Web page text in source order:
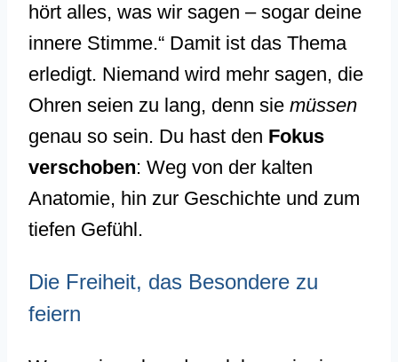
hört alles, was wir sagen – sogar deine
innere Stimme.“ Damit ist das Thema
erledigt. Niemand wird mehr sagen, die
Ohren seien zu lang, denn sie müssen
genau so sein. Du hast den Fokus
verschoben: Weg von der kalten
Anatomie, hin zur Geschichte und zum
tiefen Gefühl.
Die Freiheit, das Besondere zu
feiern